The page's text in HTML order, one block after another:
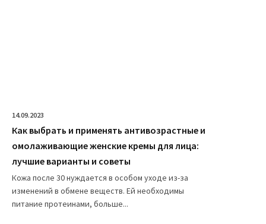
14.09.2023
Как выбрать и применять антивозрастные и
омолаживающие женские кремы для лица:
лучшие варианты и советы
Кожа после 30 нуждается в особом уходе из-за
изменений в обмене веществ. Ей необходимы
питание протеинами, больше...